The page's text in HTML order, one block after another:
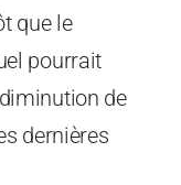
que le
pourrait
de
dernières